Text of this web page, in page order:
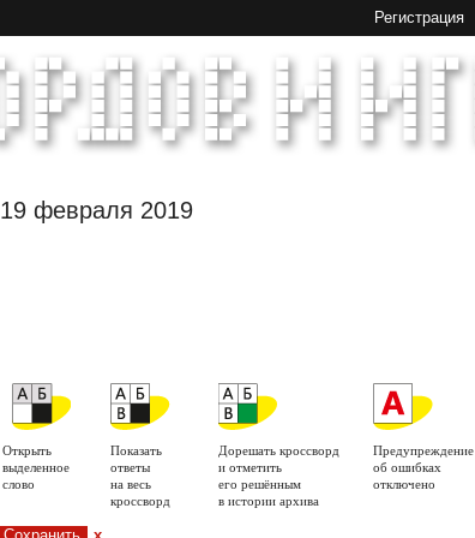
Регистрация
19 февраля 2019
Открыть
выделенное
слово
Показать
ответы
на весь
кроссворд
Дорешать кроссворд
и отметить
его решённым
в истории архива
Предупреждение
об ошибках
отключено